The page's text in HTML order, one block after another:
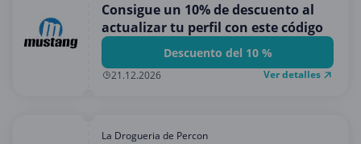
Consigue un 10% de descuento al
actualizar tu perfil con este código
Descuento del 10 %
21.12.2026 Ver detalles
La Drogueria de Percon